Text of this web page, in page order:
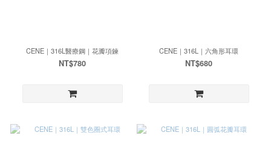
CENE｜316L醫療鋼｜花瓣項鍊
NT$780
CENE｜316L｜六角形耳環
NT$680